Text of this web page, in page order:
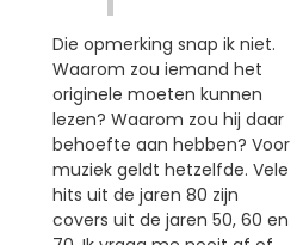
Die opmerking snap ik niet.
Waarom zou iemand het
originele moeten kunnen
lezen? Waarom zou hij daar
behoefte aan hebben? Voor
muziek geldt hetzelfde. Vele
hits uit de jaren 80 zijn
covers uit de jaren 50, 60 en